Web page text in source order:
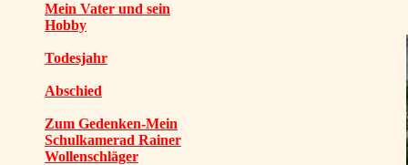
Mein Vater und sein
Hobby
Todesjahr
Abschied
Zum Gedenken-Mein
Schulkamerad Rainer
Wollenschläger